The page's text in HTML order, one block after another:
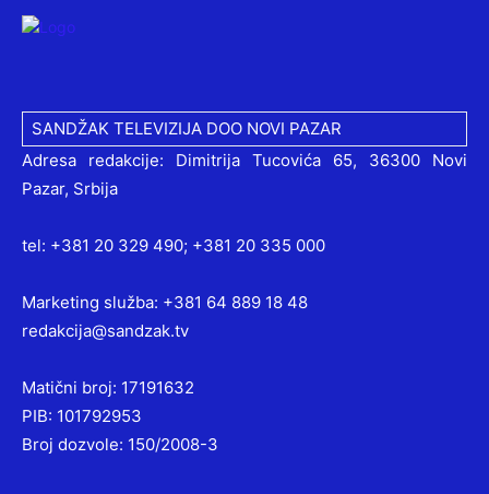
SANDŽAK TELEVIZIJA DOO NOVI PAZAR
Adresa redakcije: Dimitrija Tucovića 65, 36300 Novi
Pazar, Srbija
tel: +381 20 329 490; +381 20 335 000
Marketing služba: +381 64 889 18 48
redakcija@sandzak.tv
Matični broj: 17191632
PIB: 101792953
Broj dozvole: 150/2008-3